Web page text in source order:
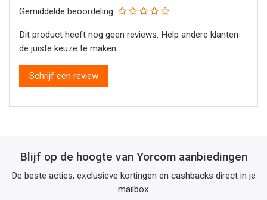
Gemiddelde beoordeling
Dit product heeft nog geen reviews. Help andere klanten
de juiste keuze te maken.
Schrijf een review
Blijf op de hoogte van Yorcom aanbiedingen
De beste acties, exclusieve kortingen en cashbacks direct in je
mailbox